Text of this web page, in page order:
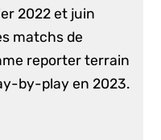
2022 et juin
matchs de
reporter terrain
by-play en 2023.